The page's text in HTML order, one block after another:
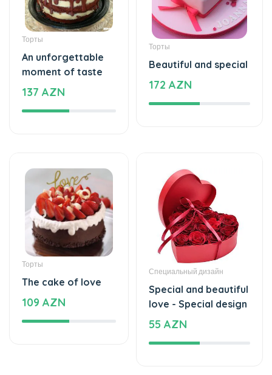
Торты
An unforgettable
moment of taste
137 AZN
Торты
Beautiful and special
172 AZN
Торты
The cake of love
109 AZN
Специальный дизайн
Special and beautiful
love - Special design
55 AZN